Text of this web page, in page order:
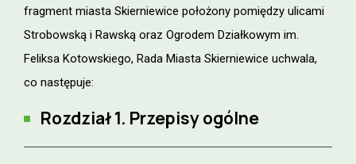
fragment miasta Skierniewice położony pomiędzy ulicami
Strobowską i Rawską oraz Ogrodem Działkowym im.
Feliksa Kotowskiego, Rada Miasta Skierniewice uchwala,
co następuje:
Rozdział 1. Przepisy ogólne